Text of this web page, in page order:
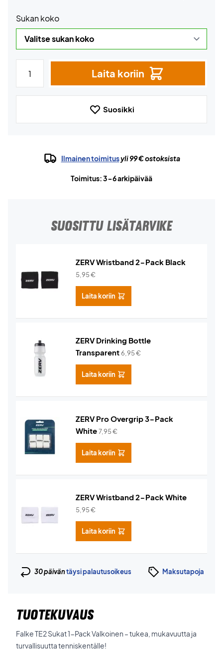
Sukan koko
Laita koriin
Suosikki
Ilmainen toimitusyli 99 € ostoksista
Toimitus: 3-6 arkipäivää
SUOSITTU LISÄTARVIKE
ZERV Wristband 2-Pack Black
5,95€
Laita koriin
ZERV Drinking Bottle
Transparent6,95€
Laita koriin
ZERV Pro Overgrip 3-Pack
White7,95€
Laita koriin
ZERV Wristband 2-Pack White
5,95€
Laita koriin
30 päiväntäysi palautusoikeus Maksutapoja
TUOTEKUVAUS
Falke TE2 Sukat 1-Pack Valkoinen – tukea, mukavuutta ja
turvallisuutta tenniskentälle!